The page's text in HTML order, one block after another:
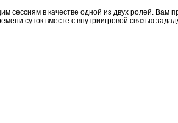
сессиям в качестве одной из двух ролей. Вам
суток вместе с внутриигровой связью